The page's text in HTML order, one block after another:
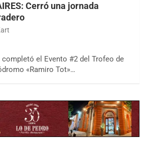
Cerró una jornada
completó el Evento #2 del Trofeo de
«Ramiro Tot»…